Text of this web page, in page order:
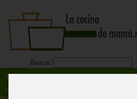
Busca:
Recetas
Tienda